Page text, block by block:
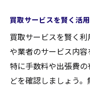
買取サービスを賢く活
買取サービスを賢く
や業者のサービス内容
特に手数料や出張費
どを確認しましょう